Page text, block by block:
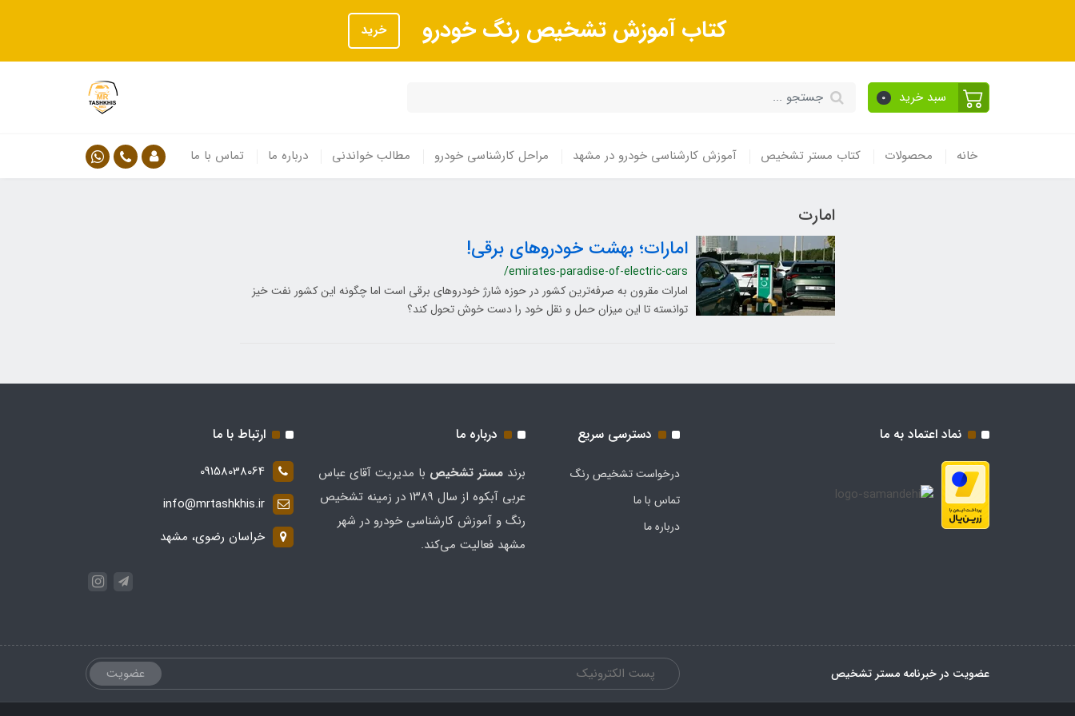
کتاب آموزش تشخیص رنگ خودرو خرید
سبد خرید 0
خانه محصولات کتاب مستر تشخیص آموزش کارشناسی خودرو در مشهد مراحل کارشناسی خودرو مطالب خواندنی درباره ما تماس با ما
امارت
امارات؛ بهشت خودروهای برقی!
/emirates-paradise-of-electric-cars
امارات مقرون به صرفه‌ترین کشور در حوزه شارژ خودروهای برقی است اما چگونه این کشور نفت خیز
توانسته تا این میزان حمل و نقل خود را دست خوش تحول کند؟
نماد اعتماد به ما دسترسی سریع
درخواست تشخیص رنگ
تماس با ما
درباره ما
درباره ما
برند مستر تشخيص با مدیریت آقای عباس
عربی آبکوه از سال ۱۳۸۹ در زمینه تشخیص
رنگ و آموزش کارشناسی خودرو در شهر
مشهد فعالیت می‌کند.
ارتباط با ما
09158038064
info@mrtashkhis.ir
خراسان رضوی، مشهد
عضویت در خبرنامه مستر تشخیص عضویت